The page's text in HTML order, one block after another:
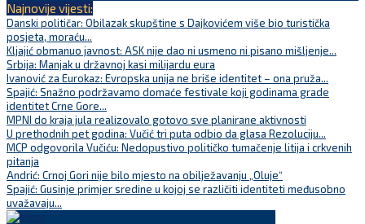
Najnovije vijesti:
Danski političar: Obilazak skupštine s Dajkovićem više bio turistička
posjeta, moraću...
Kljajić obmanuo javnost: ASK nije dao ni usmeno ni pisano mišljenje...
Srbija: Manjak u državnoj kasi milijardu eura
Ivanović za Eurokaz: Evropska unija ne briše identitet – ona pruža...
Spajić: Snažno podržavamo domaće festivale koji godinama grade
identitet Crne Gore...
MPNI do kraja jula realizovalo gotovo sve planirane aktivnosti
U prethodnih pet godina: Vučić tri puta odbio da glasa Rezoluciju...
MCP odgovorila Vučiću: Nedopustivo političko tumačenje litija i crkvenih
pitanja
Andrić: Crnoj Gori nije bilo mjesto na obilježavanju „Oluje“
Spajić: Gusinje primjer sredine u kojoj se različiti identiteti međusobno
uvažavaju...